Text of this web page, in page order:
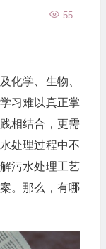
55
化学、生物、
习难以真正掌
相结合，更需
处理过程中不
污水处理工艺
。那么，有哪